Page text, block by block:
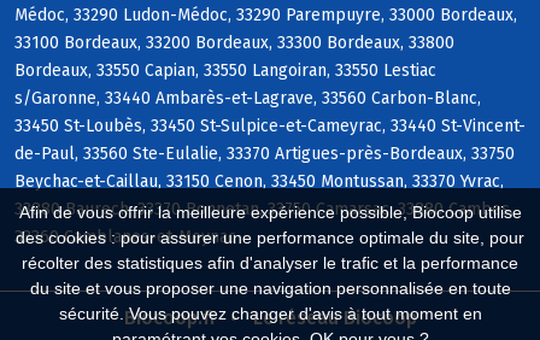
Afin de vous offrir la meilleure expérience possible, Biocoop utilise
des cookies : pour assurer une performance optimale du site, pour
récolter des statistiques afin d'analyser le trafic et la performance
du site et vous proposer une navigation personnalisée en toute
sécurité. Vous pouvez changer d'avis à tout moment en
Médoc, 33290 Ludon-Médoc, 33290 Parempuyre, 33000 Bordeaux,
33100 Bordeaux, 33200 Bordeaux, 33300 Bordeaux, 33800
Bordeaux, 33550 Capian, 33550 Langoiran, 33550 Lestiac
s/Garonne, 33440 Ambarès-et-Lagrave, 33560 Carbon-Blanc,
33450 St-Loubès, 33450 St-Sulpice-et-Cameyrac, 33440 St-Vincent-
de-Paul, 33560 Ste-Eulalie, 33370 Artigues-près-Bordeaux, 33750
Beychac-et-Caillau, 33150 Cenon, 33450 Montussan, 33370 Yvrac,
33880 Baurech, 33370 Bonnetan, 33750 Camarsac, 33880 Cambes,
33360 Camblanes-et-Meynac
Biocoop.fr Le réseau Biocoop